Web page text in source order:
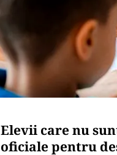
Elevii care nu
oficiale pentru